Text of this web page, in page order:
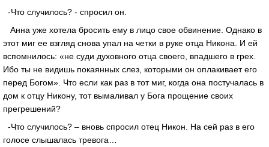
-Что случилось? - спросил он.
Анна уже хотела бросить ему в лицо свое обвинение. Однако в
этот миг ее взгляд снова упал на четки в руке отца Никона. И ей
вспомнилось: «не суди духовного отца своего, впадшего в грех.
Ибо ты не видишь покаянных слез, которыми он оплакивает его
перед Богом». Что если как раз в тот миг, когда она постучалась в
дом к отцу Никону, тот вымаливал у Бога прощение своих
прегрешений?
-Что случилось? – вновь спросил отец Никон. На сей раз в его
голосе слышалась тревога…